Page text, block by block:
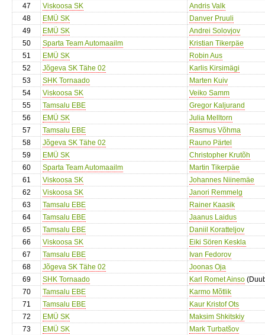
47
Viskoosa SK
Andris Valk
48
EMÜ SK
Danver Pruuli
49
EMÜ SK
Andrei Solovjov
50
Sparta Team Automaailm
Kristian Tikerpäe
51
EMÜ SK
Robin Aus
52
Jõgeva SK Tähe 02
Karlis Kirsimägi
53
SHK Tornaado
Marten Kuiv
54
Viskoosa SK
Veiko Samm
55
Tamsalu EBE
Gregor Kaljurand
56
EMÜ SK
Julia Melltorn
57
Tamsalu EBE
Rasmus Võhma
58
Jõgeva SK Tähe 02
Rauno Pärtel
59
EMÜ SK
Christopher Krutõh
60
Sparta Team Automaailm
Martin Tikerpäe
61
Viskoosa SK
Johannes Niinemäe
62
Viskoosa SK
Janori Remmelg
63
Tamsalu EBE
Rainer Kaasik
64
Tamsalu EBE
Jaanus Laidus
65
Tamsalu EBE
Daniil Koratteljov
66
Viskoosa SK
Eiki Sören Keskla
67
Tamsalu EBE
Ivan Fedorov
68
Jõgeva SK Tähe 02
Joonas Oja
69
SHK Tornaado Karl Romet Ainso
70
Tamsalu EBE
Karmo Mõtlik
71
Tamsalu EBE
Kaur Kristof Ots
72
EMÜ SK
Maksim Shkitskiy
73
EMÜ SK
Mark Turbatšov